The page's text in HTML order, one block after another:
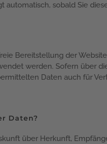
automatisch, sobald Sie
Bereitstellung der
werden. Sofern über
Daten auch für
Daten?
über Herkunft,